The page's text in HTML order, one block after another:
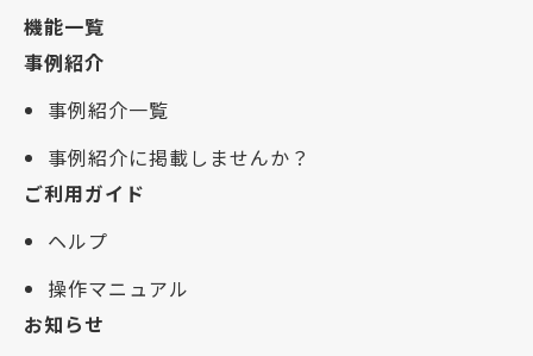
機能一覧
事例紹介
事例紹介一覧
事例紹介に掲載しませんか？
ご利用ガイド
ヘルプ
操作マニュアル
お知らせ